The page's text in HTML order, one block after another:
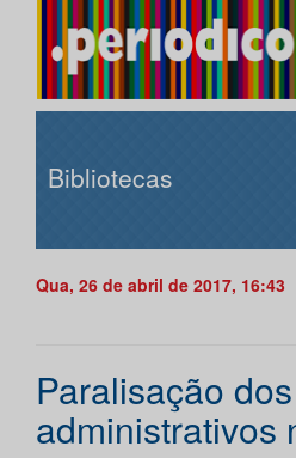
Bibliotecas
Qua, 26 de abril de 2017, 16:43
Paralisação
administrativos